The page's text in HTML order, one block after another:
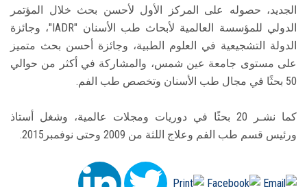
الجديد، حصوله على المركز الأول لأحسن بحث خلال المؤتمر
الدولي للمؤسسة العالمية لأبحاث طب الأسنان "IADR"، وجائزة
الدولة التشجيعية في العلوم الطبية، وجائزة أحسن بحث متميز
على مستوى جامعة عين شمس، والمشاركة في أكثر من حوالي
50 بحثًا في مجال طب الأسنان وتخصص طب الفم.
كما نشـر 20 بحثًا في دوريات ومجلات عالمية، وشغل أستاذ
ورئيس قسم طب الفم وعلاج اللثة من 2009 وحتى نوفمبر2015.